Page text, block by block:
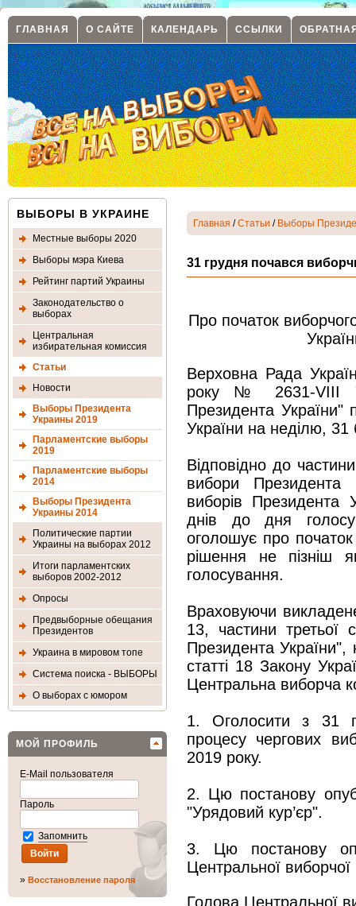
ГЛАВНАЯ О САЙТЕ КАЛЕНДАРЬ ССЫЛКИ
ВЫБОРЫ В УКРАИНЕ
Местные выборы 2020
Выборы мэра Киева
Рейтинг партий Украины
Законодательство о
выборах
Центральная
избирательная комиссия
Статьи
Новости
Выборы Президента
Украины 2019
Парламентские выборы
2019
Парламентские выборы
2014
Выборы Президента
Украины 2014
Политические партии
Украины на выборах 2012
Итоги парламентских
выборов 2002-2012
Опросы
Предвыборные обещания
Президентов
Украина в мировом топе
Система поиска - ВЫБОРЫ
О выборах с юмором
МОЙ ПРОФИЛЬ
E-Mail пользователя
Пароль
Запомнить
» Восстановление пароля
Главная /Статьи / Выборы
31 грудня почався
Про початок
Верховна Рада
року № 2631-VIII
Президента України"
України на неділю, 31
Відповідно до
вибори Президента
виборів Президента
днів до дня
оголошує про
рішення не пізніш
голосування.
Враховуючи
13, частини третьої
Президента
статті 18 Закону
Центральна виборча
1. Оголосити з 31
процесу чергових
2019 року.
2. Цю постанову
"Урядовий кур’єр".
3. Цю постанову
Центральної виборчої
Голова Центральної